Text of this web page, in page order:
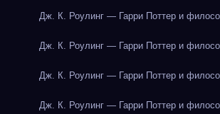
Дж. К. Роулинг — Гарри Поттер и
Дж. К. Роулинг — Гарри Поттер и
Дж. К. Роулинг — Гарри Поттер и
Дж. К. Роулинг — Гарри Поттер и